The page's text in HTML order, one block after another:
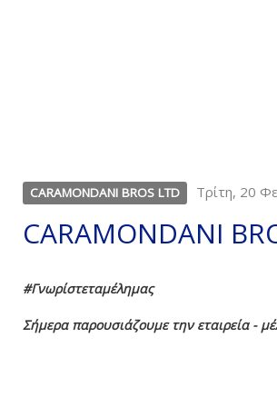
CARAMONDANI BROS LTD Τρίτη, 20
CARAMONDANI
#Γνωρίστεταμέλημας
Σήμερα παρουσιάζουμε την εταιρεία -